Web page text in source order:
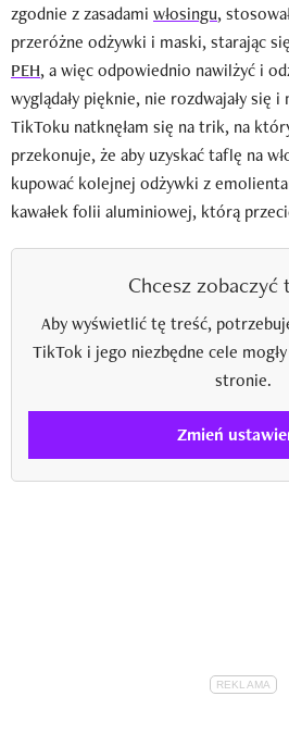
zgodnie z zasadami włosingu,
przeróżne odżywki i maski, starając
PEH, a więc odpowiednio nawilżyć i
wyglądały pięknie, nie rozdwajały się
TikToku natknęłam się na trik, na
przekonuje, że aby uzyskać taflę na
kupować kolejnej odżywki z
kawałek folii aluminiowej, którą
Chcesz zobaczyć
Aby wyświetlić tę treść,
TikTok i jego niezbędne cele
stronie.
Zmień